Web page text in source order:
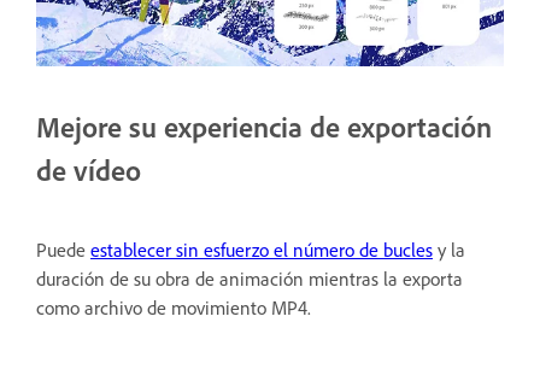
Mejore su experiencia de exportación
de vídeo
Puede establecer sin esfuerzo el número de bucles y la
duración de su obra de animación mientras la exporta
como archivo de movimiento MP4.